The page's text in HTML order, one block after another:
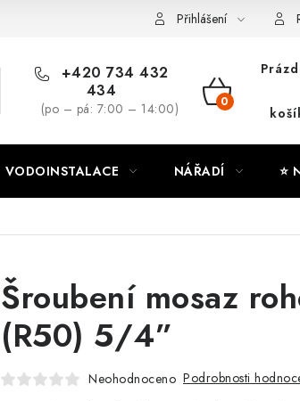
Moje objednávka
Přihlášení
+420 734 432
434
(po – pá: 7:00 – 14:00)
NÁKUPNÍ
VODOINSTALACE NÁŘADÍ ⭐
Šroubení mosaz
(R50) 5/4”
Neohodnoceno Podrobnosti